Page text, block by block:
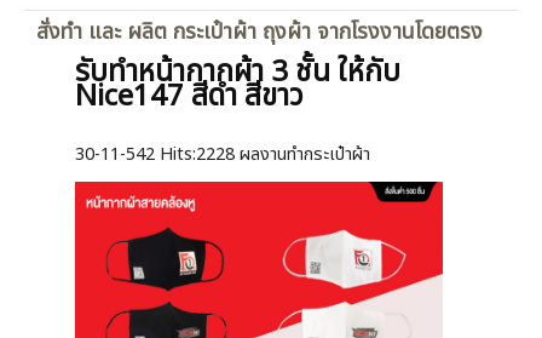
สั่งทำ และ ผลิต กระเป๋าผ้า ถุงผ้า จากโรงงานโดยตรง
รับทำหน้ากากผ้า 3 ชั้น ให้กับ
Nice147 สีดำ สีขาว
30-11-542 Hits:2228 ผลงานทำกระเป๋าผ้า